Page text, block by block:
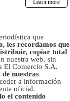
que
les recordamos que
copiar total
nuestra web, sin
El Comercio S.A.
nuestras
a información
oficial.
el contenido